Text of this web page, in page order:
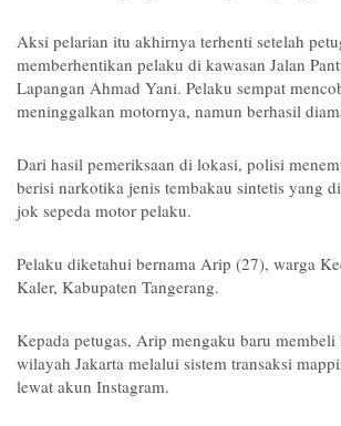
Aksi pelarian itu akhirnya terhenti setelah
memberhentikan pelaku di kawasan Jalan
Lapangan Ahmad Yani. Pelaku sempat
meninggalkan motornya, namun berhasil
Dari hasil pemeriksaan di lokasi, polisi
berisi narkotika jenis tembakau sintetis yang
jok sepeda motor pelaku.
Pelaku diketahui bernama Arip (27), warga
Kaler, Kabupaten Tangerang.
Kepada petugas, Arip mengaku baru membeli
wilayah Jakarta melalui sistem transaksi
lewat akun Instagram.